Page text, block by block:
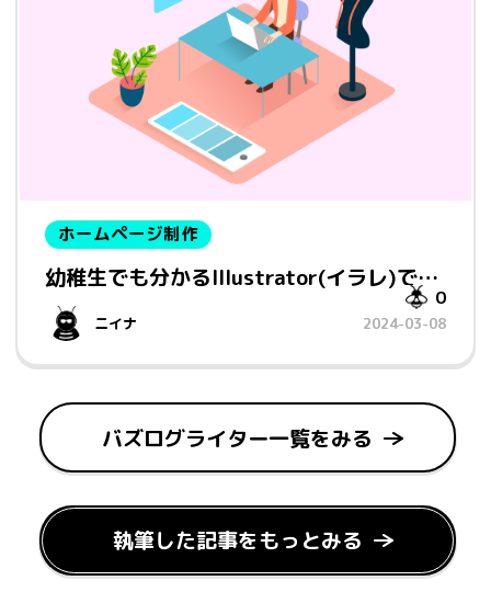
ホームページ制作
幼稚生でも分かるIllustrator(イラレ)で…
0
ニイナ 2024-03-08
バズログライター一覧をみる
執筆した記事をもっとみる